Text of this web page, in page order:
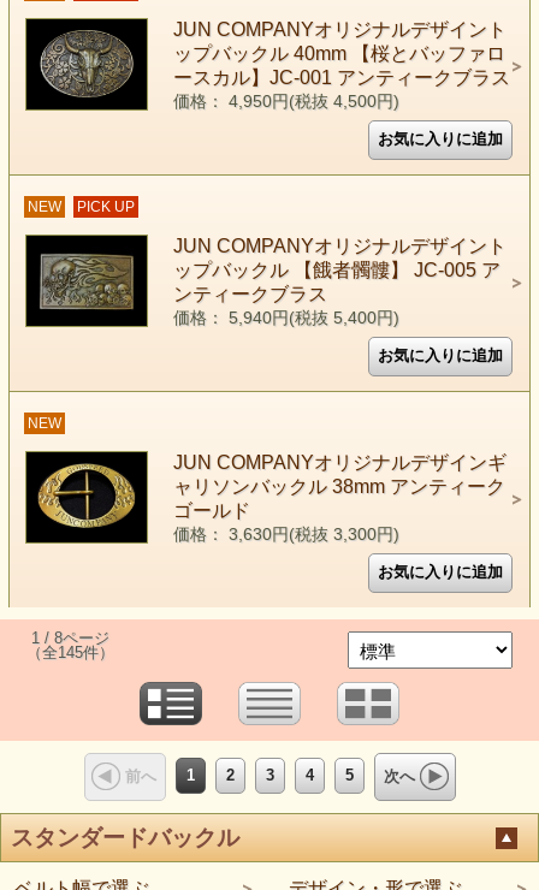
JUN COMPANYオリジナルデザイント
ップバックル 40mm 【桜とバッファロ
ースカル】JC-001 アンティークブラス
価格： 4,950円(税抜 4,500円)
NEW PICK UP
JUN COMPANYオリジナルデザイント
ップバックル 【餓者髑髏】 JC-005 ア
ンティークブラス
価格： 5,940円(税抜 5,400円)
NEW
JUN COMPANYオリジナルデザインギ
ャリソンバックル 38mm アンティーク
ゴールド
価格： 3,630円(税抜 3,300円)
1 / 8ページ
（全145件）
前へ 1 2 3 4 5 次へ
スタンダードバックル